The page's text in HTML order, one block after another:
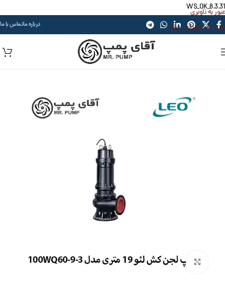
WS_OK_8.3.31
عبور به ناوبری
رفتن به محتوای اصلی
درباره ماتماس با ما
بزرگنمایی تصویر